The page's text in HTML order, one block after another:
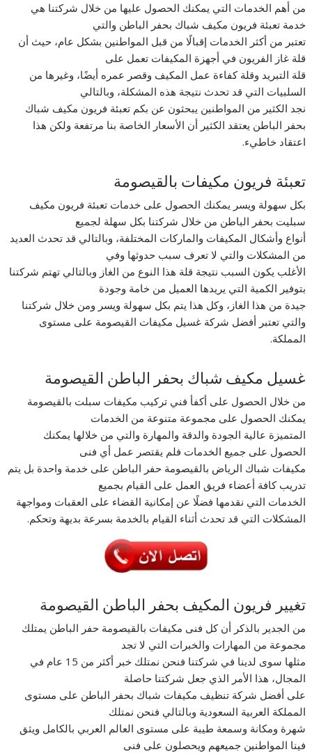
من أهم الخدمات التي يمكنك الحصول عليها من خلال شركتنا هي
خدمة تعبئة فريون مكيف شباك بحفر الباطن والتي
تعتبر من أكثر الخدمات إقبالًا من قبل المواطنين بشكل عام، حيث أن
قلة غاز الفريون في أجهزة المكيفات تعمل على
قلة التبريد وقلة كفاءة عمل المكيف وقصر عمره أيضًا، وغيرها من
السلبيات التي قد تحدث نتيجة هذه المشكلة، وبالتالي
نجد الكثير من المواطنين يبحثون عن بكم تعبئة فريون مكيف شباك
بحفر الباطن يعتقد الكثير أن الأسعار الخاصة بنا مرتفعة ولكن هذا
اعتقاد خاطيء.
تعبئة فريون مكيفات بالقيصومة
بكل سهولة ويسر يمكنك الحصول على خدمات تعبئة فريون مكيف
سبليت بحفر الباطن من خلال شركتنا بكل سهلة لجميع
أنواع وأشكال المكيفات والماركات المختلفة، وبالتالي قد تحدث العديد
من المشكلات والتي لا تعرف سبب حدوثها وفي
الأغلب يكون السبب نتيجة قلة هذا النوع من الغاز وبالتالي تهتم شركتنا
بتوفير الكمية التي يريدها العميل من خامة وجودة
جيدة من هذا الغاز، وكل هذا يتم بكل سهولة ويسر ومن خلال شركتنا
والتي تعتبر أفضل شركة غسيل مكيفات القيصومة على مستوى
المملكة.
غسيل مكيف شباك بحفر الباطن القيصومة
من خلال الحصول على أكفأ فني تركيب مكيفات سبلت بالقيصومة
يمكنك الحصول على مجموعة متنوعة من الخدمات
المتميزة عالية الجودة والدقة والمهارة والتي من خلالها يمكنك
الحصول على جميع الخدمات فلم يقتصر عمل أي فنى
مكيفات شباك الرياض بالقيصومة حفر الباطن على خدمة واحدة بل يتم
تدريب كافة أعضاء فريق العمل على القيام بجميع
الخدمات التي نقدمها فضلًا عن إمكانية القضاء على العقبات ومواجهة
المشكلات التي قد تحدث أثناء القيام بالخدمة بسرعة بديهة وتحكم.
تغيير فريون المكيف بحفر الباطن القيصومة
من الجدير بالذكر أن كل فنى مكيفات بالقيصومة حفر الباطن يمتلك
مجموعة من المهارات والخبرات التي لا تجد
مثلها سوى لدينا في شركتنا فنحن نمتلك خبر أكثر من 15 عام في
المجال، هذا الأمر الذي جعل شركتنا حاصلة
على أفضل شركة تنظيف مكيفات شباك بحفر الباطن على مستوى
المملكة العربية السعودية وبالتالي فنحن نمتلك
شهرة ومكانة وسمعة طيبة على مستوى العالم العربي بالكامل ويثق
فينا المواطنين جميعهم ويحصلون على فنى